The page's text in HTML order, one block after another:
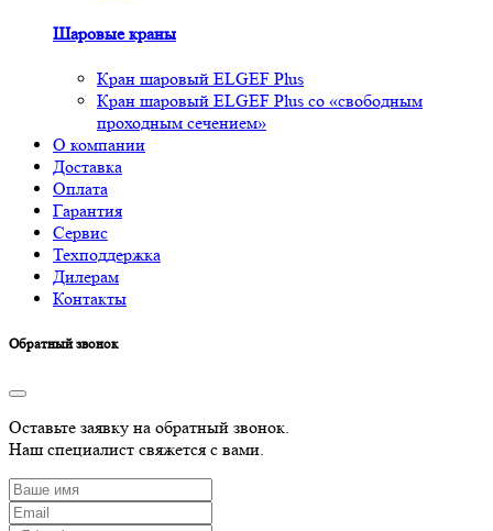
Шаровые краны
Кран шаровый ELGEF Plus
Кран шаровый ELGEF Plus со «свободным
проходным сечением»
О компании
Доставка
Оплата
Гарантия
Сервис
Техподдержка
Дилерам
Контакты
Обратный звонок
Оставьте заявку на обратный звонок.
Наш специалист свяжется с вами.